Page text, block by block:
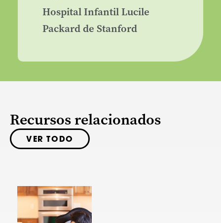
Hospital Infantil Lucile
Packard de Stanford
Recursos relacionados
VER TODO